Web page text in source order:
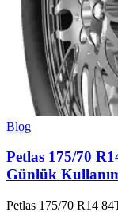
Blog
Petlas 175/70
Günlük
Petlas 175/70 R14